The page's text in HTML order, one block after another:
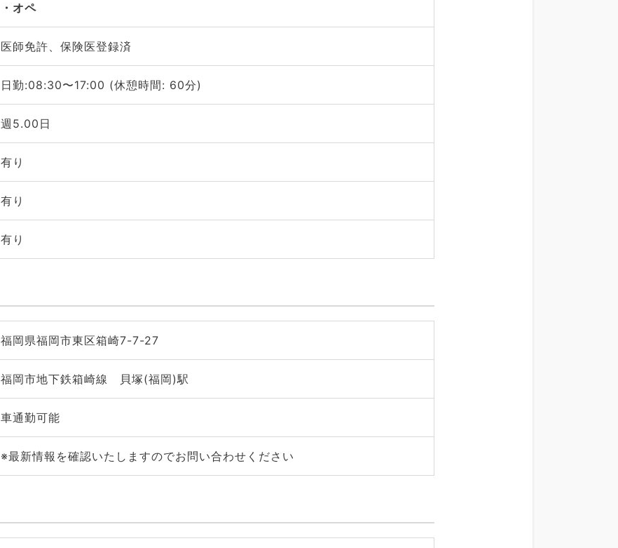
オペ
医師免許、保険医登録済
日勤:08:30〜17:00 (休憩時間: 60分)
週5.00日
有り
有り
有り
福岡県福岡市東区箱崎7-7-27
福岡市地下鉄箱崎線 貝塚(福岡)駅
車通勤可能
※最新情報を確認いたしますのでお問い合わせください